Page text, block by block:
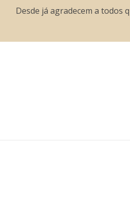
Desde já agradecem a todos